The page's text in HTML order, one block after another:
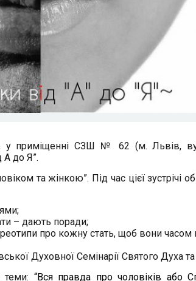
у приміщенні СЗШ № 62 (м. Львів,
А до Я”.
та жінкою”. Під час цієї зустрічі
– дають поради;
про кожну стать, щоб вони часом
Духовної Семінарії Святого Духа
теми: “Вся правда про чоловіків або